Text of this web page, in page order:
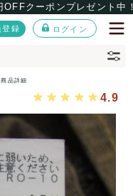
クーポンプレゼント中
登録 ログイン
商品詳細
4.9